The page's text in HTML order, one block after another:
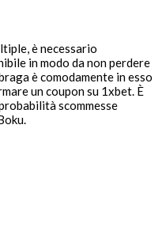
è necessario
in modo da non perdere
è comodamente in esso
un coupon su 1xbet. È
scommesse